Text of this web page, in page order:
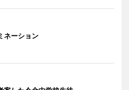
ネーション